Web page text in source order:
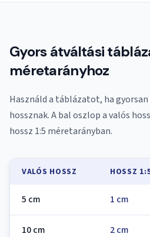
Gyors átváltási
méretarányhoz
Használd a táblázatot, ha
hossznak. A bal oszlop a valós
hossz 1:5 méretarányban.
VALÓS HOSSZ HOSSZ
5 cm 1 cm
10 cm 2 cm